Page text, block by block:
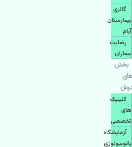
گالری
بیمارستان
آرام
رضایت
بیماران
بخش
های
درمان
کلینیک
های
تخصصی
آزمایشگاه
پاتوبیولوژی